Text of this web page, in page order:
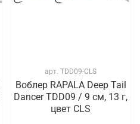
арт. TDD09-CLS
Воблер RAPALA Deep Tail
Dancer TDD09 / 9 см, 13 г,
цвет CLS